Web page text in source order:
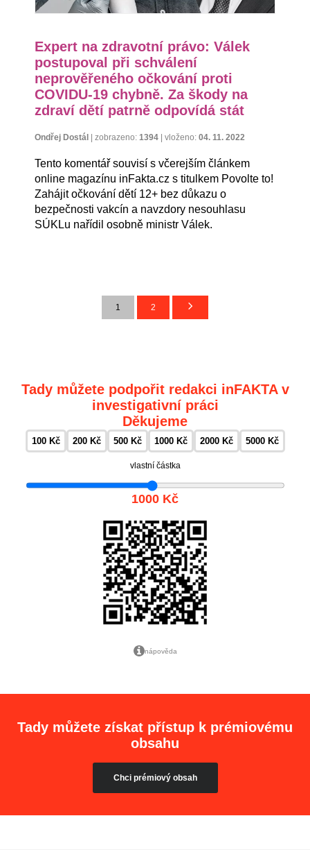
Expert na zdravotní právo: Válek
postupoval při schválení
neprověřeného očkování proti
COVIDU-19 chybně. Za škody na
zdraví dětí patrně odpovídá stát
Ondřej Dostál zobrazeno: 1394 vloženo: 04. 11. 2022
Tento komentář souvisí s včerejším článkem
online magazínu inFakta.cz s titulkem Povolte to!
Zahájit očkování dětí 12+ bez důkazu o
bezpečnosti vakcín a navzdory nesouhlasu
SÚKLu nařídil osobně ministr Válek.
1 2
Tady můžete podpořit redakci inFAKTA v
investigativní práci
Děkujeme
100 Kč 200 Kč 500 Kč 1000 Kč 2000 Kč 5000 Kč
vlastní částka
1000 Kč
nápověda
Tady můžete získat přístup k prémiovému
obsahu
Chci prémiový obsah